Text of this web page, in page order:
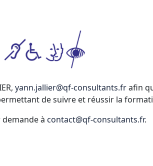
yann.jallier@qf-consultants.frafin
de suivre et réussir la
à contact@qf-consultants.fr.